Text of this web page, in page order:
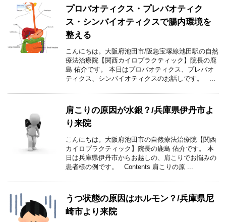
プロバオティクス・プレバオティク
ス・シンバイオティクスで腸内環境を
整える
こんにちは。大阪府池田市/阪急宝塚線池田駅の自然
療法治療院【関西カイロプラクティック】院長の鹿
島 佑介です。 本日はプロバオティクス、プレバオ
ティクス、シンバイオティクスのお話しです。 ...
肩こりの原因が水銀？/兵庫県伊丹市よ
り来院
こんにちは。大阪府池田市の自然療法治療院【関西
カイロプラクティック】院長の鹿島 佑介です。 本
日は兵庫県伊丹市からお越しの、肩こりでお悩みの
患者様の例です。 Contents 肩こりの原 ...
うつ状態の原因はホルモン？/兵庫県尼
崎市より来院